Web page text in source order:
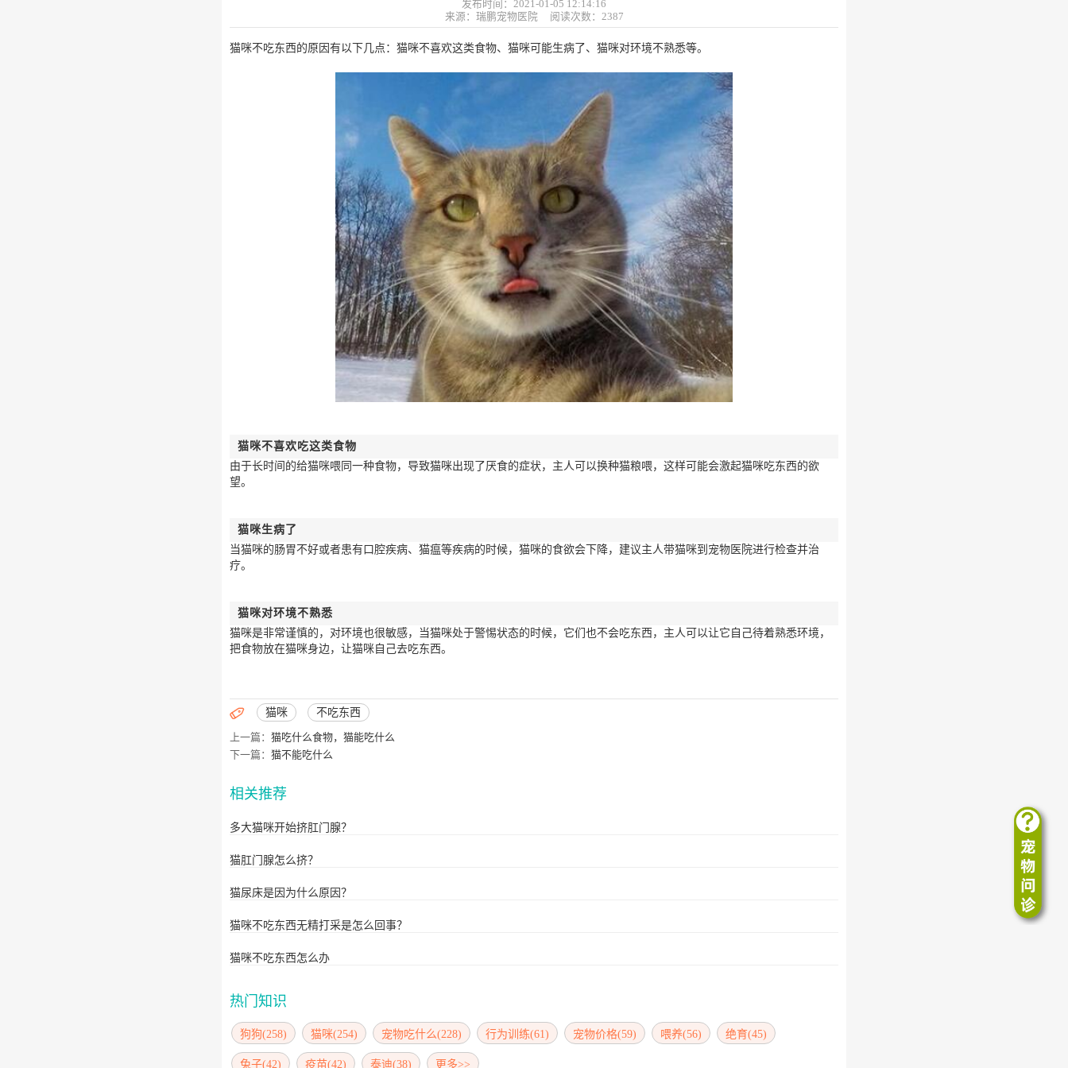
发布时间：2021-01-05 12:14:16
来源：瑞鹏宠物医院 阅读次数： 2387
猫咪不吃东西的原因有以下几点：猫咪不喜欢这类食物、猫咪可能生病了、猫咪对环境不熟悉等。
猫咪不喜欢吃这类食物
由于长时间的给猫咪喂同一种食物，导致猫咪出现了厌食的症状，主人可以换种猫粮喂，这样可能会激起猫咪吃东西的欲
望。
猫咪生病了
当猫咪的肠胃不好或者患有口腔疾病、猫瘟等疾病的时候，猫咪的食欲会下降，建议主人带猫咪到宠物医院进行检查并治
疗。
猫咪对环境不熟悉
猫咪是非常谨慎的，对环境也很敏感，当猫咪处于警惕状态的时候，它们也不会吃东西，主人可以让它自己待着熟悉环境，
把食物放在猫咪身边，让猫咪自己去吃东西。
 猫咪 不吃东西
上一篇：猫吃什么食物，猫能吃什么
下一篇：猫不能吃什么
相关推荐
多大猫咪开始挤肛门腺？
猫肛门腺怎么挤？
猫尿床是因为什么原因？
猫咪不吃东西无精打采是怎么回事？
猫咪不吃东西怎么办
热门知识
狗狗(258) 猫咪(254) 宠物吃什么(228) 行为训练(61) 宠物价格(59) 喂养(56) 绝育(45)
兔子(42) 疫苗(42) 泰迪(38) 更多>>